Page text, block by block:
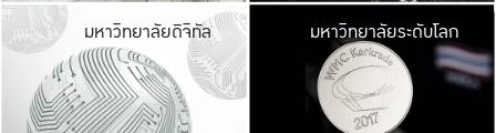
มหาวิทยาลัยดิจิทัล มหาวิ
เปลี่ยนแปลง แล
เพื่อทำง
ระบบสารสนเทศ
มหาวิทยาลัยระดับโลก